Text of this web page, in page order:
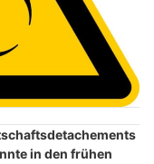
in den frühen